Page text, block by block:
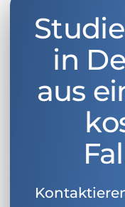
in
aus